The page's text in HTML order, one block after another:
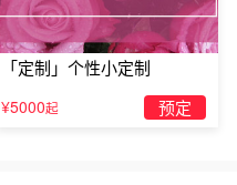
「定制」个性小定制
¥5000起 预定